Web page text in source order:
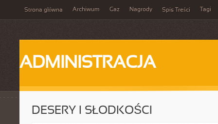
Strona główna Archiwum Gaz Nagrody Spis Treści Tagi
ADMINISTRACJA
DESERY I SŁODKOŚCI